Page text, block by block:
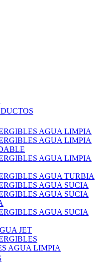
AGUA LIMPIA
AGUA LIMPIA
AGUA LIMPIA
AGUA TURBIA
AGUA SUCIA
AGUA SUCIA
AGUA SUCIA
JET
AGUA LIMPIA